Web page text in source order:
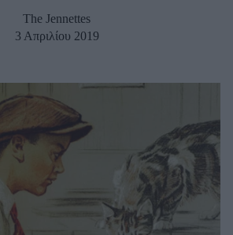
The Jennettes
3 Απριλίου 2019